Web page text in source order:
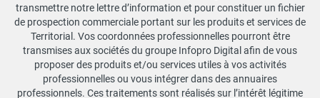
transmettre notre lettre d’information et pour constituer un fichier
de prospection commerciale portant sur les produits et services de
Territorial. Vos coordonnées professionnelles pourront être
transmises aux sociétés du groupe Infopro Digital afin de vous
proposer des produits et/ou services utiles à vos activités
professionnelles ou vous intégrer dans des annuaires
professionnels. Ces traitements sont réalisés sur l’intérêt légitime